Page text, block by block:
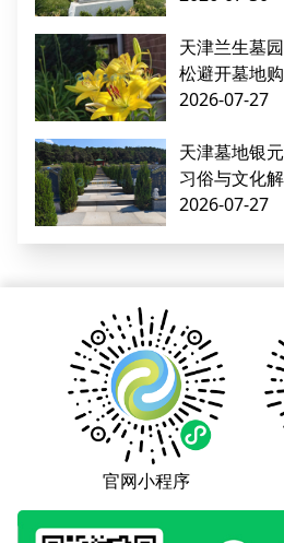
天津兰生墓
松避开墓地
2026-07-27
天津墓地银
习俗与文化
2026-07-27
官网小程序